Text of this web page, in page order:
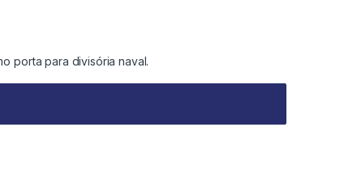
porta para divisória naval.